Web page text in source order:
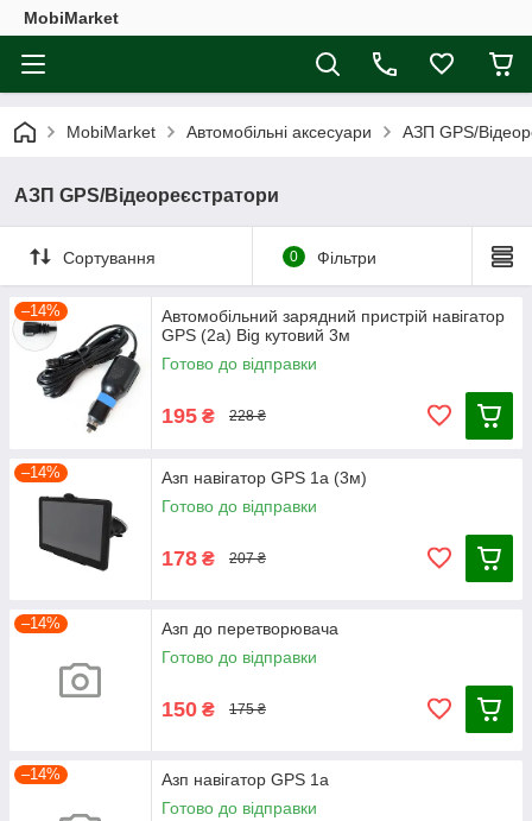
MobiMarket
MobiMarket Автомобільні аксесуари АЗП GPS/
АЗП GPS/Відеореєстратори
Сортування 0 Фільтри
–14%
Автомобільний зарядний пристрій навігатор
GPS (2а) Big кутовий 3м
Готово до відправки
195 ₴ 228 ₴
–14%
Азп навігатор GPS 1a (3м)
Готово до відправки
178 ₴ 207 ₴
–14%
Азп до перетворювача
Готово до відправки
150 ₴ 175 ₴
–14%
Азп навігатор GPS 1a
Готово до відправки